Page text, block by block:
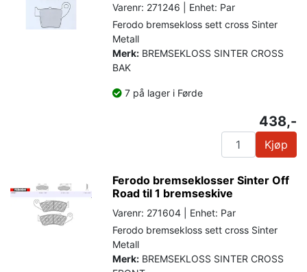
Varenr: 271246 | Enhet: Par
Ferodo bremsekloss sett cross Sinter
Metall
Merk: BREMSEKLOSS SINTER CROSS
BAK
7 på lager i Førde
438,-
Kjøp
Ferodo bremseklosser Sinter Off
Road til 1 bremseskive
Varenr: 271604 | Enhet: Par
Ferodo bremsekloss sett cross Sinter
Metall
Merk: BREMSEKLOSS SINTER CROSS